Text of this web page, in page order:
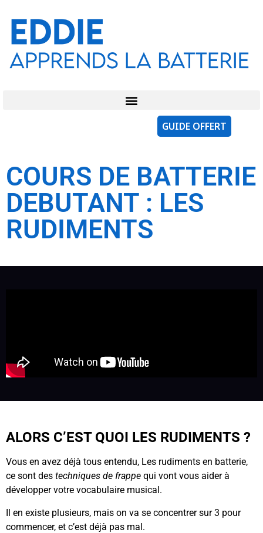
GUIDE OFFERT
COURS DE BATTERIE
DEBUTANT : LES
RUDIMENTS
ALORS C’EST QUOI LES RUDIMENTS ?
Vous en avez déjà tous entendu, Les rudiments en batterie,
ce sont des techniques de frappe qui vont vous aider à
développer votre vocabulaire musical.
Il en existe plusieurs, mais on va se concentrer sur 3 pour
commencer, et c’est déjà pas mal.